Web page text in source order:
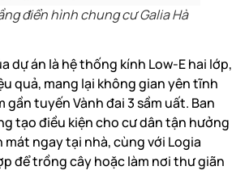
điển hình chung cư Galia Hà
dự án là hệ thống kính Low-E hai lớp,
quả, mang lại không gian yên tĩnh
tuyến Vành đai 3 sầm uất. Ban
tạo điều kiện cho cư dân tận hưởng
mát ngay tại nhà, cùng với Logia
để trồng cây hoặc làm nơi thư giãn